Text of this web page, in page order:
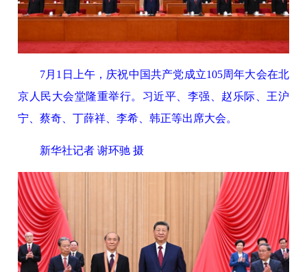
7月1日上午，庆祝中国共产党成立105周年大会在北
京人民大会堂隆重举行。习近平、李强、赵乐际、王沪
宁、蔡奇、丁薛祥、李希、韩正等出席大会。
新华社记者 谢环驰 摄